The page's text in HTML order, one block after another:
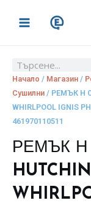
MENU
Search
Начало / Магазин /
Сушилни / РЕМЪК Н
WHIRLPOOL IGNIS
461970110511
РЕМЪК Н